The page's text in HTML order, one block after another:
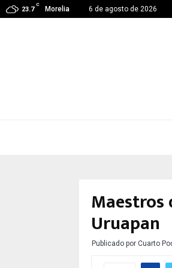
23.7
C
Morelia 6 de agosto de 2026
CONTINUA, EJE PRIORITARIO EN GESTIÓN DE…
Maestros
Uruapan
Publicado por Cuarto